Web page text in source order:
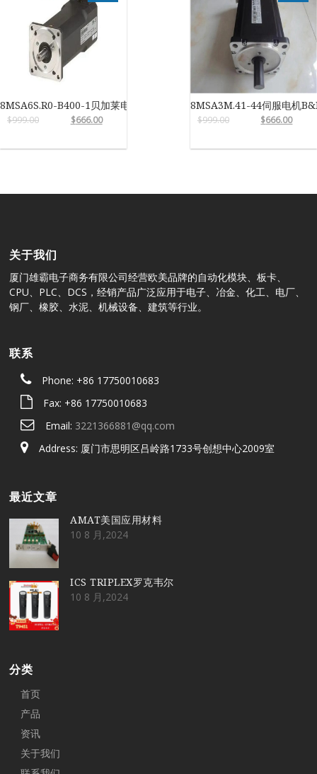
8MSA6S.R0-B400-1贝加莱电机
$999.00 $666.00
8MSA3M.41-44伺服电机
$999.00 $666.00
关于我们
厦门雄霸电子商务有限公司经营欧美品牌的自动化模块、板卡、
CPU、PLC、DCS，经销产品广泛应用于电子、冶金、化工、电厂、
钢厂、橡胶、水泥、机械设备、建筑等行业。
联系
Phone: +86 17750010683
Fax: +86 17750010683
Email: 3221366881@qq.com
Address: 厦门市思明区吕岭路1733号创想中心2009室
最近文章
AMAT美国应用材料
10 8 月,2024
ICS TRIPLEX罗克韦尔
10 8 月,2024
分类
首页
产品
资讯
关于我们